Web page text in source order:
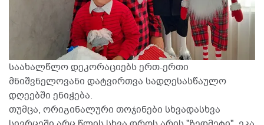
საახალწლო დეკორაციებს ერთ-ერთი
მნიშვნელოვანი დატვირთვა სადღესასწაულო
დღეებში ენიჭება.
თუმცა, ორიგინალური თოჯინები სხვადასხვა